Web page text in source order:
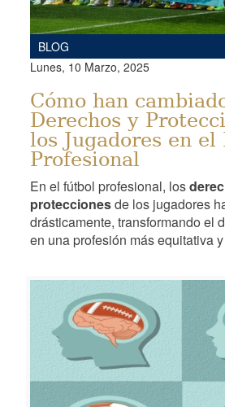
BLOG
Lunes, 10 Marzo, 2025
Cómo han
Derechos y
los Jugadores en el
Profesional
En el fútbol profesional, los
proteccionesde los jugadores
drásticamente, transformando el
en una profesión más equitativa